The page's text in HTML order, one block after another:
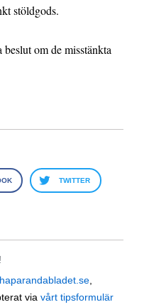
stöldgods.
om de misstänkta
TWITTER
via vårt tipsformulär